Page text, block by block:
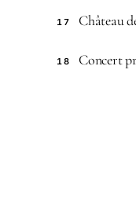
17 Château
18 Concert